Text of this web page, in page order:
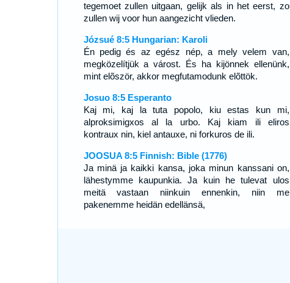
tegemoet zullen uitgaan, gelijk als in het eerst, zo
zullen wij voor hun aangezicht vlieden.
Józsué 8:5 Hungarian: Karoli
Én pedig és az egész nép, a mely velem van,
megközelítjük a várost. És ha kijönnek ellenünk,
mint elõször, akkor megfutamodunk elõttök.
Josuo 8:5 Esperanto
Kaj mi, kaj la tuta popolo, kiu estas kun mi,
alproksimigxos al la urbo. Kaj kiam ili eliros
kontraux nin, kiel antauxe, ni forkuros de ili.
JOOSUA 8:5 Finnish: Bible (1776)
Ja minä ja kaikki kansa, joka minun kanssani on,
lähestymme kaupunkia. Ja kuin he tulevat ulos
meitä vastaan niinkuin ennenkin, niin me
pakenemme heidän edellänsä,